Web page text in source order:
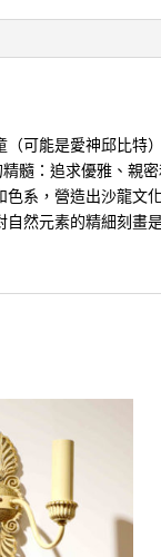
可能是愛神邱比特
髓：追求優雅、親
系，營造出沙龍文
然元素的精細刻畫